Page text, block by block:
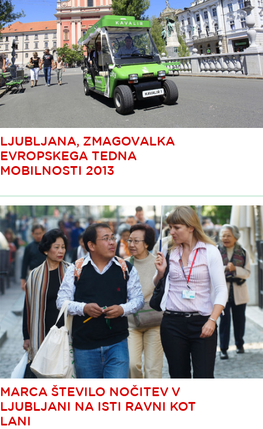
LJUBLJANA, ZMAGOVALKA
EVROPSKEGA TEDNA
MOBILNOSTI 2013
MARCA ŠTEVILO NOČITEV V
LJUBLJANI NA ISTI RAVNI KOT
LANI